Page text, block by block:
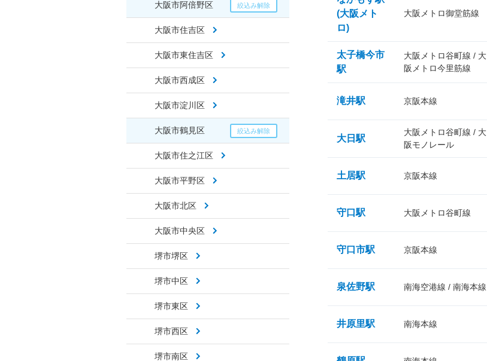
大阪市阿倍野区
大阪市住吉区
大阪市東住吉区
大阪市西成区
大阪市淀川区
大阪市鶴見区
大阪市住之江区
大阪市平野区
大阪市北区
大阪市中央区
堺市堺区
堺市中区
堺市東区
堺市西区
堺市南区
(大阪メト
ロ)
大阪メトロ御堂筋線
太子橋今市
駅
大阪メトロ谷町線 / 大
阪メトロ今里筋線
滝井駅 京阪本線
大日駅
大阪メトロ谷町線 / 大
阪モノレール
土居駅 京阪本線
守口駅 大阪メトロ谷町線
守口市駅 京阪本線
泉佐野駅 南海空港線 / 南海本線
井原里駅 南海本線